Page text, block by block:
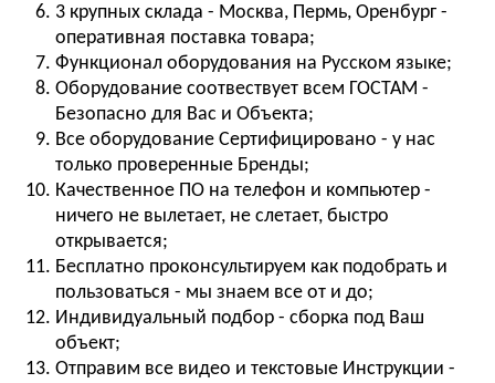
3 крупных склада - Москва, Пермь, Оренбург -
оперативная поставка товара;
Функционал оборудования на Русском языке;
Оборудование соотвествует всем ГОСТАМ -
Безопасно для Вас и Объекта;
Все оборудование Сертифицировано - у нас
только проверенные Бренды;
Качественное ПО на телефон и компьютер -
ничего не вылетает, не слетает, быстро
открывается;
Бесплатно проконсультируем как подобрать и
пользоваться - мы знаем все от и до;
Индивидуальный подбор - сборка под Ваш
объект;
Отправим все видео и текстовые Инструкции -